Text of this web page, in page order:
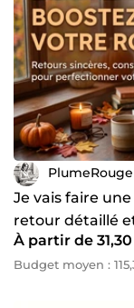
PlumeRouge
Je vais faire
retour détaillé
À partir de 31,30
Budget moyen :